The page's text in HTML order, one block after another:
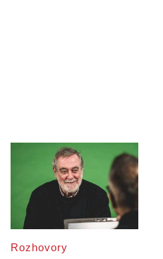
Rozhovory